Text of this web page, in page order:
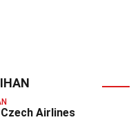
Airlines